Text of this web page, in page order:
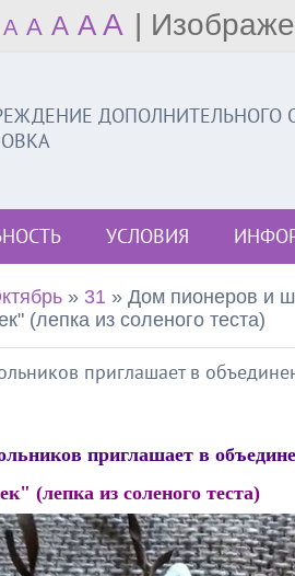
A A A A A |
ДОПОЛНИТЕЛЬНОГО
УСЛОВИЯ
» 31 » Дом пионеров и
(лепка из соленого теста)
приглашает в
приглашает в
(лепка из соленого теста)